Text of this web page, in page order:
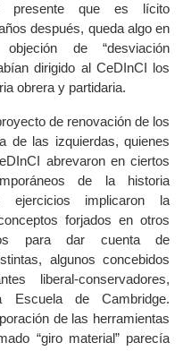
presente que es lícito
después, queda algo en
de “desviación
dirigido al CeDInCI los
obrera y partidaria.
royecto de renovación de los
de las izquierdas, quienes
abrevaronen ciertos
de la historia
ejercicios implicaron la
forjados en otros
para dar cuenta de
algunos concebidos
liberal-conservadores,
de Cambridge.
de las herramientas
“giro material” parecía